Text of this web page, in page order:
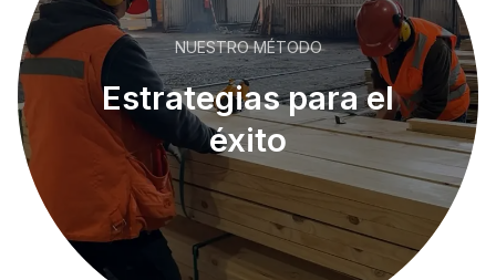
NUESTRO MÉTODO
Estrategias para el
éxito